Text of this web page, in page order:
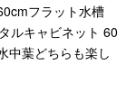
フラット水槽
ルキャビネット 60
中葉どちらも楽し